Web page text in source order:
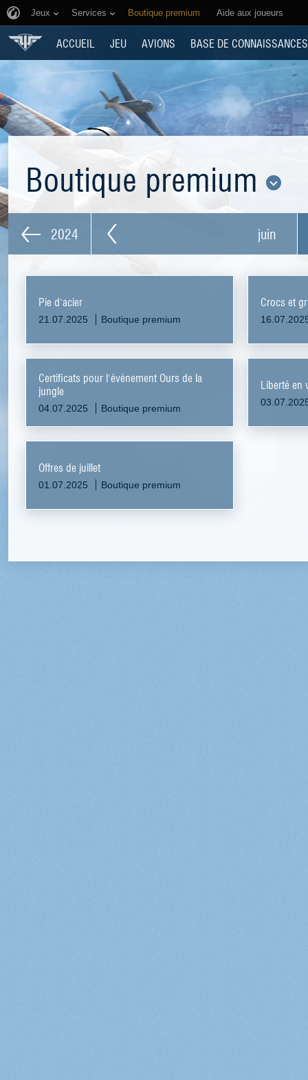
Jeux Services Boutique premium Aide aux joueurs
ACCUEIL JEU AVIONS BASE DE CONNAISSANCES
Boutique premium
2024 juin
Pie d'acier
21.07.2025 Boutique premium
Crocs et
Certificats pour l'évènement Ours de la
jungle
04.07.2025 Boutique premium
Liberté en
Offres de juillet
01.07.2025 Boutique premium